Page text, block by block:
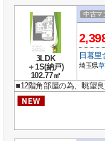
3LDK
＋1S(納戸)
102.77㎡
中古マ
日暮里
埼玉県
■12階角部屋の為、眺望